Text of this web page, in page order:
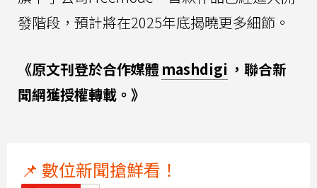
發階段，預計將在2025年底揭曉更多細節。
《原文刊登於合作媒體 mashdigi ，聯合新
聞網獲授權轉載。》
📌 數位新聞搶鮮看！